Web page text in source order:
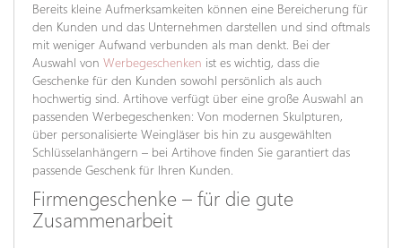
Bereits kleine Aufmerksamkeiten können eine Bereicherung für
den Kunden und das Unternehmen darstellen und sind oftmals
mit weniger Aufwand verbunden als man denkt. Bei der
Auswahl von Werbegeschenken ist es wichtig, dass die
Geschenke für den Kunden sowohl persönlich als auch
hochwertig sind. Artihove verfügt über eine große Auswahl an
passenden Werbegeschenken: Von modernen Skulpturen,
über personalisierte Weingläser bis hin zu ausgewählten
Schlüsselanhängern – bei Artihove finden Sie garantiert das
passende Geschenk für Ihren Kunden.
Firmengeschenke – für die gute
Zusammenarbeit